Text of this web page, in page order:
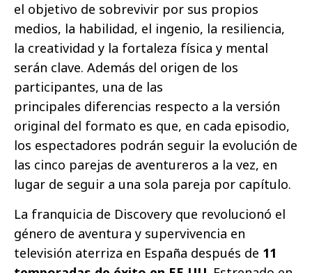
el objetivo de sobrevivir por sus propios
medios, la habilidad, el ingenio, la resiliencia,
la creatividad y la fortaleza física y mental
serán clave. Además del origen de los
participantes, una de las
principales diferencias respecto a la versión
original del formato es que, en cada episodio,
los espectadores podrán seguir la evolución de
las cinco parejas de aventureros a la vez, en
lugar de seguir a una sola pareja por capítulo.
La franquicia de Discovery que revolucionó el
género de aventura y supervivencia en
televisión aterriza en España después de 11